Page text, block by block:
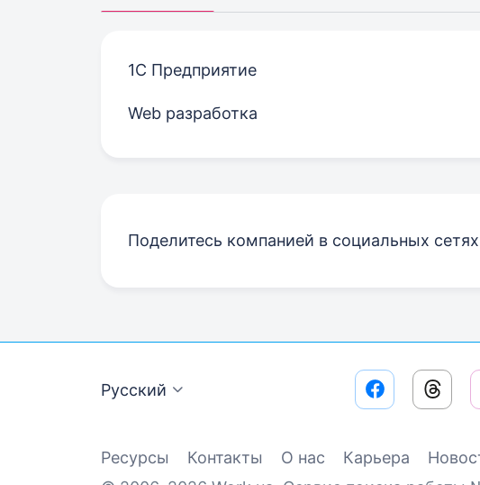
1C Предприятие
Web разработка
Поделитесь компанией в социальных сетях
Русский
Ресурсы Контакты О нас Карьера